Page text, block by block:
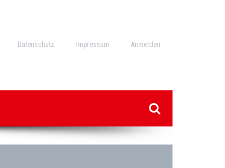
Datenschutz Impressum Anmelden